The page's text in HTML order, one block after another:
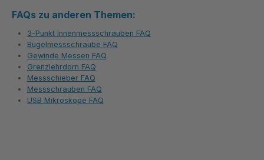
FAQs zu anderen Themen:
3-Punkt Innenmessschrauben FAQ
Bügelmessschraube FAQ
Gewinde Messen FAQ
Grenzlehrdorn FAQ
Messschieber FAQ
Messschrauben FAQ
USB Mikroskope FAQ